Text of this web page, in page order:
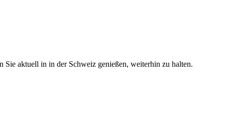
Sie aktuell in in der Schweiz genießen, weiterhin zu halten.